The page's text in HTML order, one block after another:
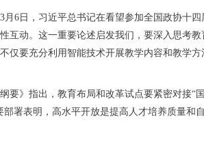
日，习近平总书记在看望参加全国政协十
互动。这一重要论述启发我们，要深入思考
仅要充分利用智能技术开展教学内容和教学
》指出，教育布局和改革试点要紧密对接“
署表明，高水平开放是提高人才培养质量和